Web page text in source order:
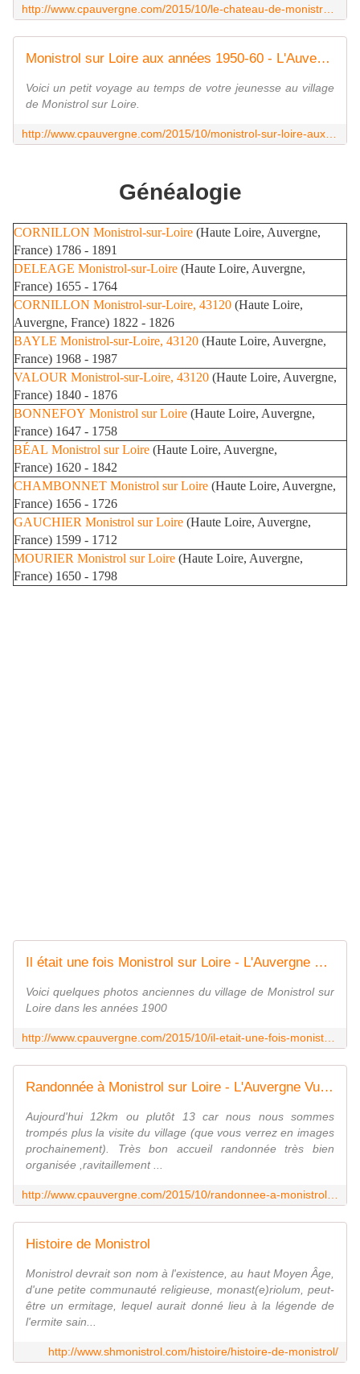
http://www.cpauvergne.com/2015/10/le-chateau-de-monistrol-sur-loire.html
Monistrol sur Loire aux années 1950-60 - L'Auvergne Vue par Papou Poustache
Voici un petit voyage au temps de votre jeunesse au village
de Monistrol sur Loire.
http://www.cpauvergne.com/2015/10/monistrol-sur-loire-aux-annees-1950-60.html
Généalogie
CORNILLON Monistrol-sur-Loire (Haute Loire, Auvergne,
France) 1786 - 1891
DELEAGE Monistrol-sur-Loire (Haute Loire, Auvergne,
France) 1655 - 1764
CORNILLON Monistrol-sur-Loire, 43120 (Haute Loire,
Auvergne, France) 1822 - 1826
BAYLE Monistrol-sur-Loire, 43120 (Haute Loire, Auvergne,
France) 1968 - 1987
VALOUR Monistrol-sur-Loire, 43120 (Haute Loire, Auvergne,
France) 1840 - 1876
BONNEFOY Monistrol sur Loire (Haute Loire, Auvergne,
France) 1647 - 1758
BÉAL Monistrol sur Loire (Haute Loire, Auvergne,
France) 1620 - 1842
CHAMBONNET Monistrol sur Loire (Haute Loire, Auvergne,
France) 1656 - 1726
GAUCHIER Monistrol sur Loire (Haute Loire, Auvergne,
France) 1599 - 1712
MOURIER Monistrol sur Loire (Haute Loire, Auvergne,
France) 1650 - 1798
Il était une fois Monistrol sur Loire - L'Auvergne Vue par Papou Poustache
Voici quelques photos anciennes du village de Monistrol sur
Loire dans les années 1900
Randonnée à Monistrol sur Loire - L'Auvergne Vue par Papou Poustache
Aujourd'hui 12km ou plutôt 13 car nous nous sommes
trompés plus la visite du village (que vous verrez en images
prochainement). Très bon accueil randonnée très bien
organisée ,ravitaillement ...
Histoire de Monistrol
Monistrol devrait son nom à l'existence, au haut Moyen Âge,
d'une petite communauté religieuse, monast(e)riolum, peut-
être un ermitage, lequel aurait donné lieu à la légende de
l'ermite sain...
http://www.shmonistrol.com/histoire/histoire-de-monistrol/